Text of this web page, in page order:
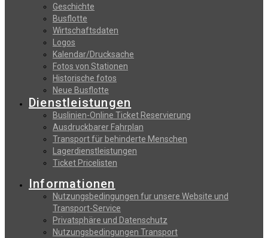
Geschichte
Busflotte
Wirtschaftsdaten
Logos
Kalendar/Drucksache
Fotos von Stationen
Historische fotos
Neue Busflotte
Dienstleistungen
Buslinien-Online Ticket Reservierung
Αusdruckbarer Fahrplan
Transport für behinderte Menschen
Lagerdienstleistungen
Ticket Pricelisten
Informationen
Nutzungsbedingungen fur unsere Website und
Transport-Service
Privatsphäre und Datenschutz
Nutzungsbedingungen Transport